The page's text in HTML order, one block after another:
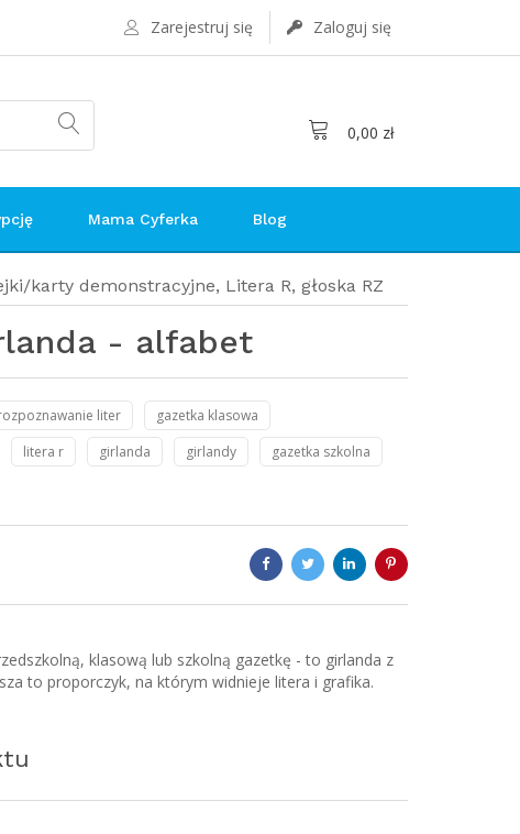
Zarejestruj się Zaloguj się
0,00 zł
Mama Cyferka Blog
karty demonstracyjne, Litera R, głoska RZ
- alfabet
liter
gazetka klasowa
litera r girlanda girlandy
gazetka szkolna
klasową lub szkolną gazetkę - to girlanda z
to proporczyk, na którym widnieje litera i grafika.